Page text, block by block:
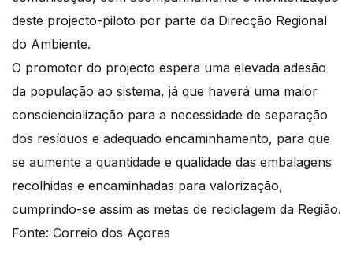
deste projecto-piloto por parte da Direcção Regional
do Ambiente.
O promotor do projecto espera uma elevada adesão
da população ao sistema, já que haverá uma maior
consciencialização para a necessidade de separação
dos resíduos e adequado encaminhamento, para que
se aumente a quantidade e qualidade das embalagens
recolhidas e encaminhadas para valorização,
cumprindo-se assim as metas de reciclagem da Região.
Fonte: Correio dos Açores